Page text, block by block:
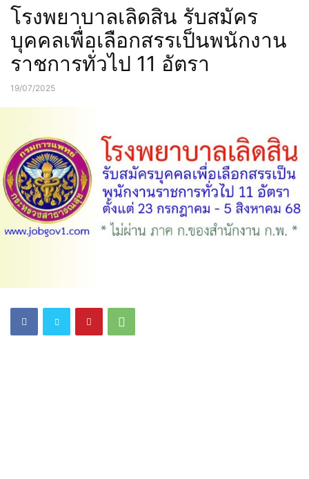
โรงพยาบาลเลิดสิน รับสมัคร
บุคคลเพื่อเลือกสรรเป็นพนักงาน
ราชการทั่วไป 11 อัตรา
19/07/2025